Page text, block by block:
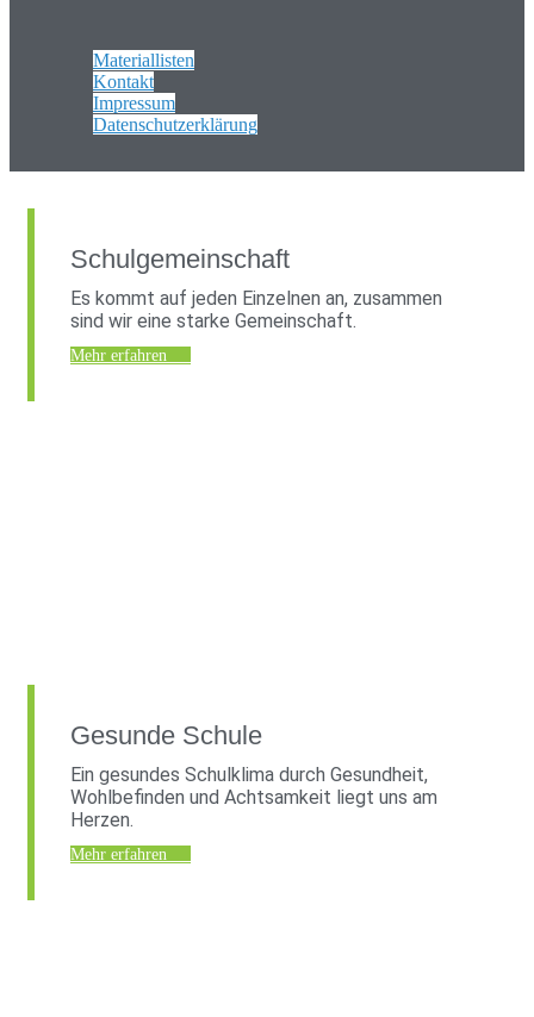
Materiallisten
Kontakt
Impressum
Datenschutzerklärung
Schulgemeinschaft
Es kommt auf jeden Einzelnen an, zusammen
sind wir eine starke Gemeinschaft.
Mehr erfahren
Gesunde Schule
Ein gesundes Schulklima durch Gesundheit,
Wohlbefinden und Achtsamkeit liegt uns am
Herzen.
Mehr erfahren